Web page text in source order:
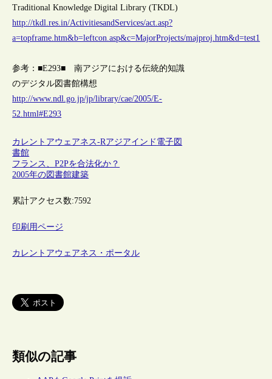
Traditional Knowledge Digital Library (TKDL)
http://tkdl.res.in/ActivitiesandServices/act.asp?
a=topframe.htm&b=leftcon.asp&c=MajorProjects/majproj.htm&d=test1
参考：■E293■ 南アジアにおける伝統的知識
のデジタル図書館構想
http://www.ndl.go.jp/jp/library/cae/2005/E-
52.html#E293
カレントアウェアネス-Rアジアインド 電子図
書館
フランス、P2Pを合法化か？
2005年の図書館建築
累計アクセス数:7592
印刷用ページ
カレントアウェアネス・ポータル
類似の記事